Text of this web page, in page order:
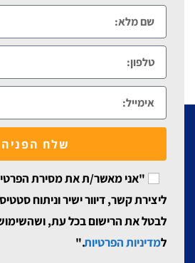
"אני מאשר/ת את מסירת
ליצירת קשר, דיוור ישיר וניתוח
לבטל את הרישום בכל עת,
למדיניות הפרטיות."
שלח הפניה